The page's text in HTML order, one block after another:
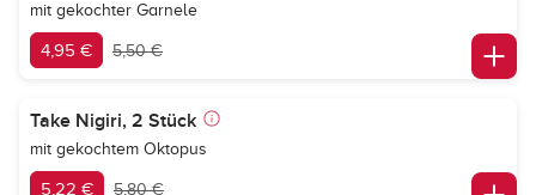
mit gekochter Garnele
4,95 € 5,50 €
Take Nigiri, 2 Stück
mit gekochtem Oktopus
5,22 € 5,80 €